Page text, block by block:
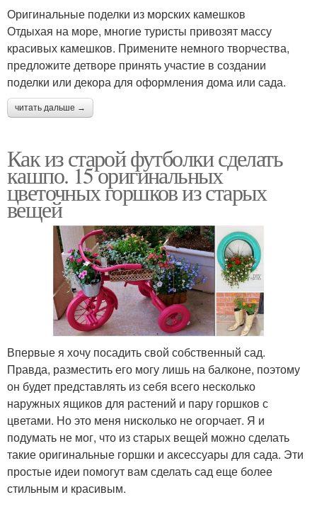
Оригинальные поделки из морских камешков
Отдыхая на море, многие туристы привозят массу
красивых камешков. Примените немного творчества,
предложите детворе принять участие в создании
поделки или декора для оформления дома или сада.
читать дальше →
Как из старой футболки сделать
кашпо. 15 оригинальных
цветочных горшков из старых
вещей
Впервые я хочу посадить свой собственный сад.
Правда, разместить его могу лишь на балконе, поэтому
он будет представлять из себя всего несколько
наружных ящиков для растений и пару горшков с
цветами. Но это меня нисколько не огорчает. Я и
подумать не мог, что из старых вещей можно сделать
такие оригинальные горшки и аксессуары для сада. Эти
простые идеи помогут вам сделать сад еще более
стильным и красивым.